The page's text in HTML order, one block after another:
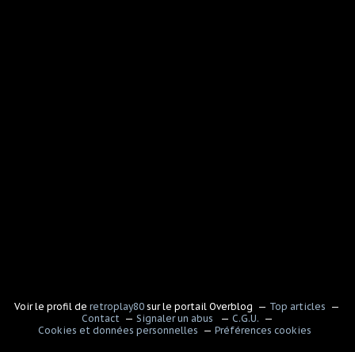
Voir le profil deretroplay80 sur le portail Overblog
Top articles
Contact
Signaler un abus
C.G.U.
Cookies et données personnelles
Préférences cookies